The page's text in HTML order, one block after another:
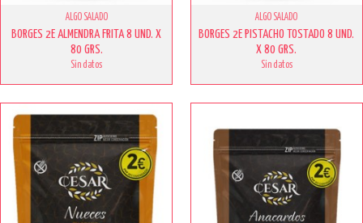
ALGO SALADO
BORGES 2E ALMENDRA FRITA 8 UND. X
80 GRS.
Sin datos
ALGO SALADO
BORGES 2E PISTACHO TOSTADO 8 UND.
X 80 GRS.
Sin datos